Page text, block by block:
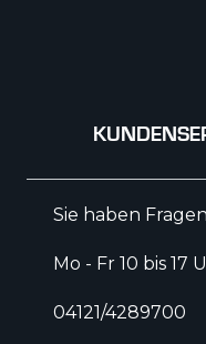
Sie haben
Mo - Fr 10 bis 17
04121/4289700